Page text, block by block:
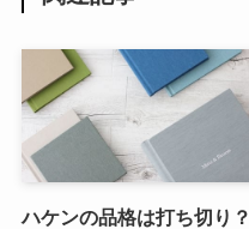
ハケンの品格は打ち切り？